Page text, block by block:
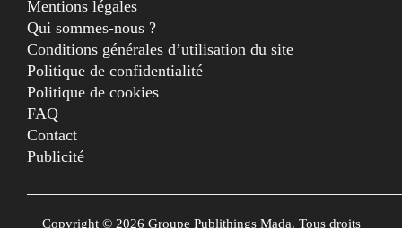
Mentions légales
Qui sommes-nous ?
Conditions générales d’utilisation du site
Politique de confidentialité
Politique de cookies
FAQ
Contact
Publicité
Copyright © 2026 Groupe Publithings Mada. Tous droits